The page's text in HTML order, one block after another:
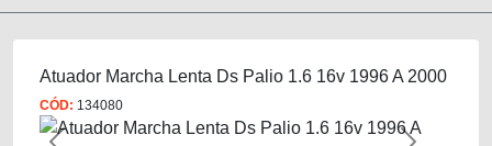
Atuador Marcha Lenta Ds Palio 1.6 16v 1996 A 2000
CÓD: 134080